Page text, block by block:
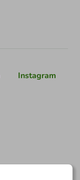
Instagram